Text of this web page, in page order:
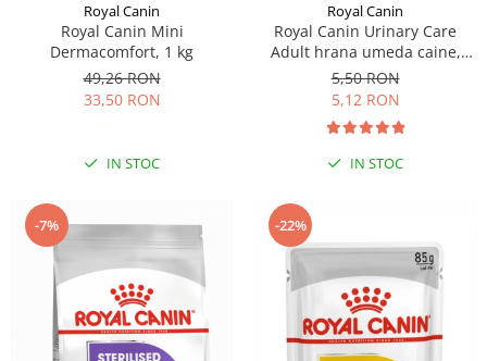
Royal Canin
Royal Canin Mini
Dermacomfort, 1 kg
49,26 RON
33,50 RON
IN STOC
Royal Canin
Royal Canin Urinary Care
Adult hrana umeda caine,
sanatatea tractului urinar
(loaf), 85 g
5,50 RON
5,12 RON
IN STOC
-7% -22%